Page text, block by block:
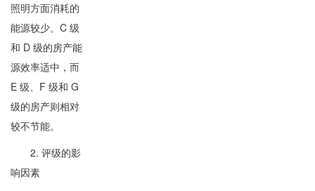
照明方面消耗的
能源较少。C 级
和 D 级的房产能
源效率适中，而
E 级、F 级和 G
级的房产则相对
较不节能。
2. 评级的影
响因素